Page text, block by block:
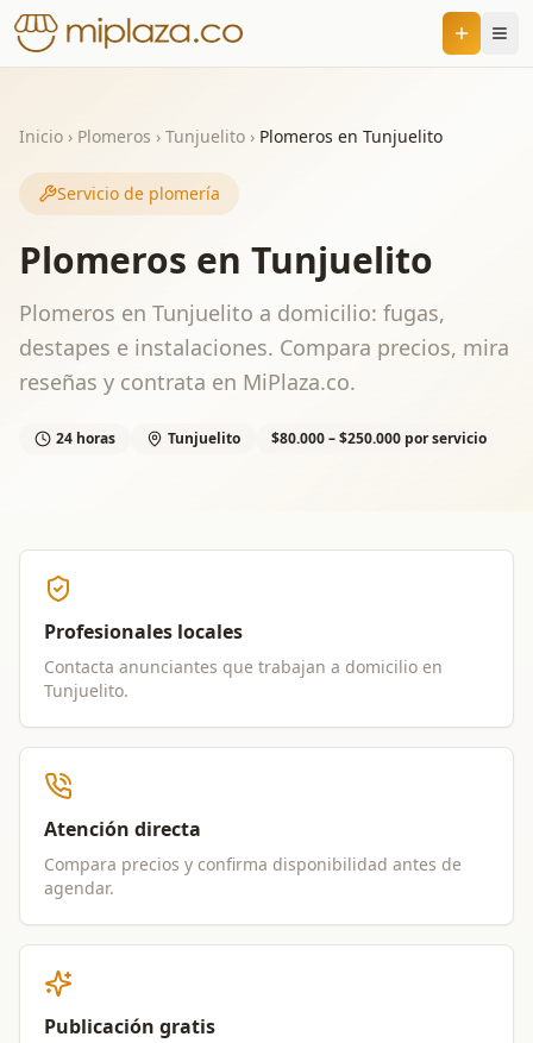
Inicio › Plomeros › Tunjuelito › Plomeros en Tunjuelito
Servicio de plomería
Plomeros en Tunjuelito
Plomeros en Tunjuelito a domicilio: fugas,
destapes e instalaciones. Compara precios, mira
reseñas y contrata en MiPlaza.co.
24 horas Tunjuelito $80.000 – $250.000 por servicio
Profesionales locales
Contacta anunciantes que trabajan a domicilio en
Tunjuelito.
Atención directa
Compara precios y confirma disponibilidad antes de
agendar.
Publicación gratis